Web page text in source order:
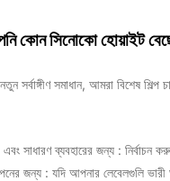
কোন সিনোকো হোয়াইট
সর্বাঙ্গীণ সমাধান, আমরা বিশেষ
সাধারণ ব্যবহারের জন্য : নির্বাচন
জন্য : যদি আপনার লেবেলগুলি ভারী